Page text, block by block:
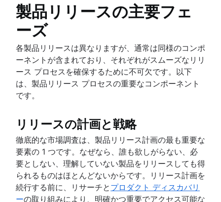
What is a PMO?
Adaptive project management
Jira での課題の自動割り当て
Jira でエピックとストーリーを同期
Jira で課題をエスカレーション
製品リリースの主要フェ
ーズ
各製品リリースは異なりますが、通常は同様のコンポ
ーネントが含まれており、それぞれがスムーズなリリ
ース プロセスを確保するために不可欠です。以下
は、製品リリース プロセスの重要なコンポーネント
です。
リリースの計画と戦略
徹底的な市場調査は、製品リリース計画の最も重要な
要素の 1 つです。なぜなら、誰も欲しがらない、必
要としない、理解していない製品をリリースしても得
られるものはほとんどないからです。リリース計画を
続行する前に、リサーチと プロダクト ディスカバリ
ーの取り組みにより、明確かつ重要でアクセス可能な